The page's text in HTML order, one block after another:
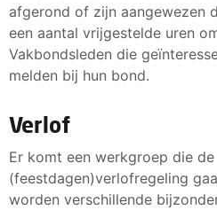
afgerond of zijn aangewezen
een aantal vrijgestelde uren
Vakbondsleden die
melden bij hun bond.
Verlof
Er komt een werkgroep die de
(feestdagen)verlofregeling
worden verschillende